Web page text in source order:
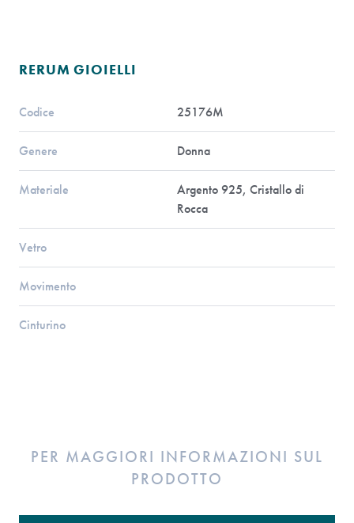
RERUM GIOIELLI
Codice 25176M
Genere Donna
Materiale
Argento 925, Cristallo di
Rocca
Vetro
Movimento
Cinturino
PER MAGGIORI INFORMAZIONI SUL
PRODOTTO